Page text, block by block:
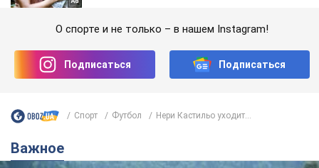
О спорте и не только – в нашем Instagram!
Подписаться Подписаться
Спорт Футбол Нери Кастильо уходит...
Важное